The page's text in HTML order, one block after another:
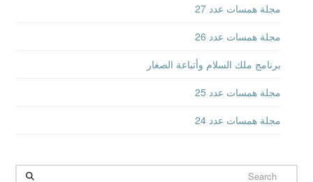
مجلة همسات عدد 27
مجلة همسات عدد 26
برنامج ملك السلام وأتباعة الصغار
مجلة همسات عدد 25
مجلة همسات عدد 24
Search